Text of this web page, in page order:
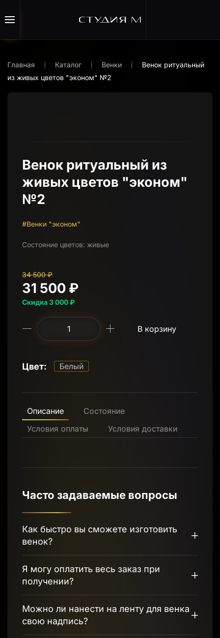
Перейти к содержимому
Главная Каталог Венки
Венок ритуальный
из живых цветов "эконом" №2
Венок ритуальный из
живых цветов "эконом"
№2
#Венки "эконом"
Состояние цветов: живые
34 500 ₽
31 500 ₽
Скидка 3 000 ₽
В корзину
Цвет: Белый
Описание
Состояние
Условия оплаты
Условия доставки
Часто задаваемые вопросы
Как быстро вы сможете изготовить
венок?
Я могу оплатить весь заказ при
получении?
Можно ли нанести на ленту для венка
свою надпись?